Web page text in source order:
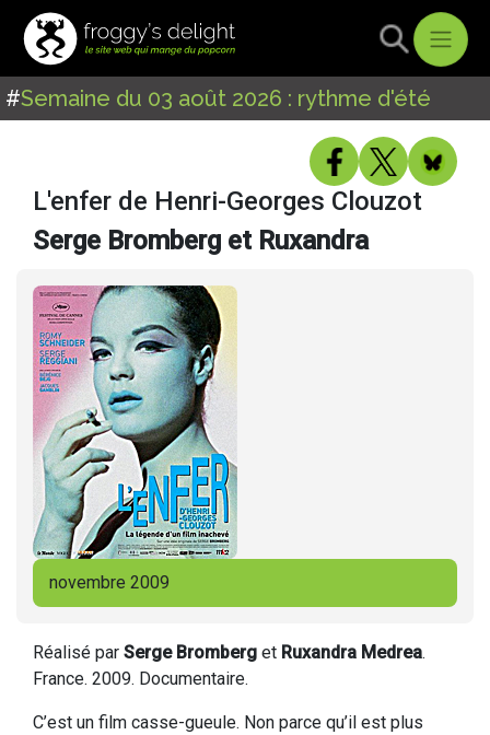
#Semaine du 03 août 2026 : rythme d'été
L'enfer de Henri-Georges Clouzot
Serge Bromberg et Ruxandra
novembre 2009
Réalisé par Serge Bromberg et Ruxandra Medrea.
France. 2009. Documentaire.
C’est un film casse-gueule. Non parce qu’il est plus